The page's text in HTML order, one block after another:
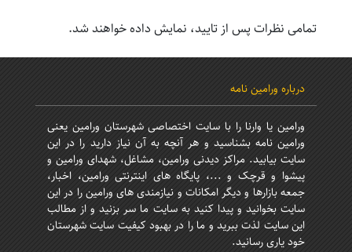
تمامی نظرات پس از تایید، نمایش داده خواهند شد.
درباره ورامین نامه
ورامین یا وارنا را با سایت اختصاصی شهرستان ورامین یعنی
ورامین نامه بشناسید و هر آنچه به آن نیاز دارید را در این
سایت بیابید. مراکز دیدنی ورامین، مشاغل، شهدای ورامین و
پیشوا و قرچک و ...، پایگاه های اینترنتی ورامین، اخبار،
جمعه بازارها و دیگر امکانات و نیازمندی های ورامین را در این
سایت بخوانید و پیدا کنید به سایت ما سر بزنید و از مطالب
این سایت لذت ببرید و ما را در بهبود کیفیت سایت شهرستان
خود یاری رسانید.